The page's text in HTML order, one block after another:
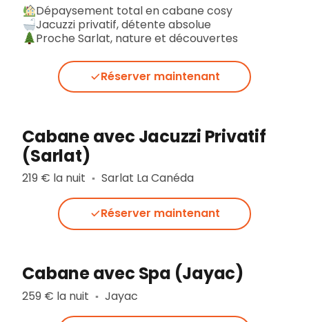
Dépaysement total en cabane cosy
Jacuzzi privatif, détente absolue
Proche Sarlat, nature et découvertes
Réserver maintenant
Cabane avec Jacuzzi Privatif
(Sarlat)
219 € la nuit ▪︎ Sarlat La Canéda
Réserver maintenant
Cabane avec Spa (Jayac)
259 € la nuit ▪︎ Jayac